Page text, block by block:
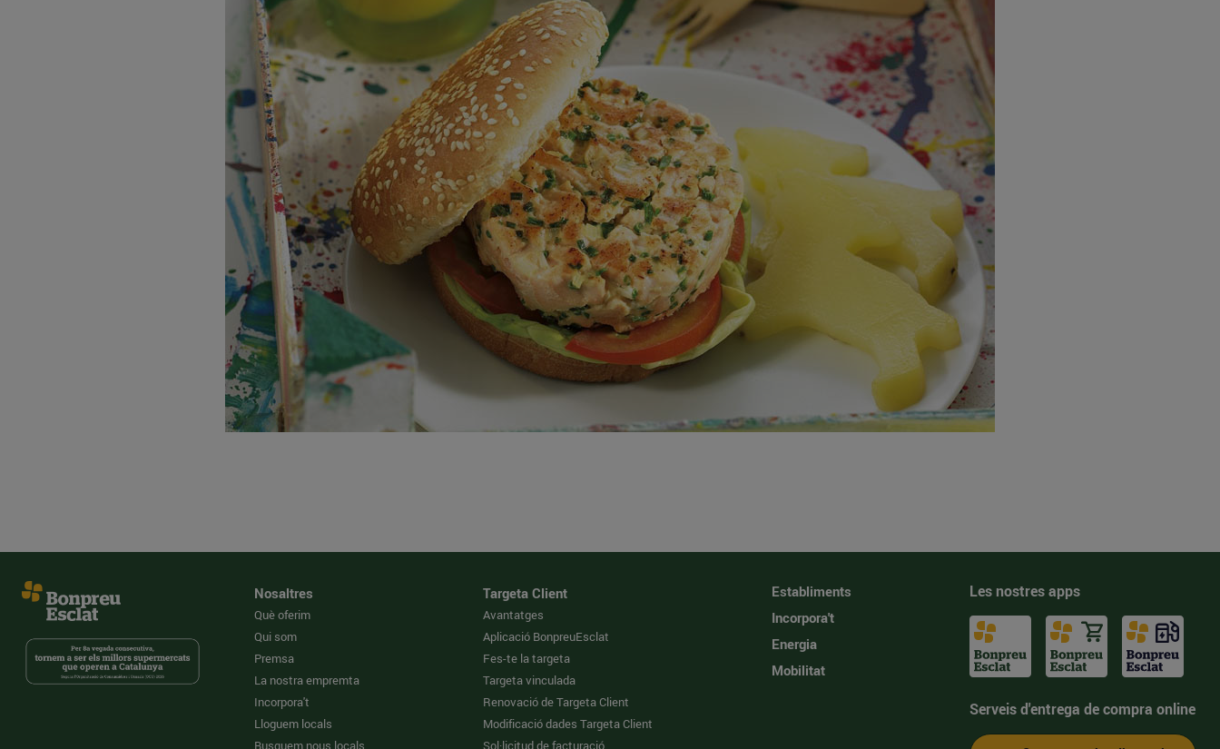
Nosaltres
Què oferim
Qui som
Premsa
La nostra empremta
Incorpora't
Lloguem locals
Busquem nous locals
Targeta Client
Avantatges
Aplicació BonpreuEsclat
Fes-te la targeta
Targeta vinculada
Renovació de Targeta Client
Modificació dades Targeta Client
Sol·licitud de facturació
Establiments
Incorpora't
Energia
Mobilitat
Les nostres apps
Serveis d'entrega de compra online